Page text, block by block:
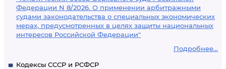
Федерации N 8/2026. О применении арбитражными
судами законодательства о специальных экономических
мерах, предусмотренных в целях защиты национальных
интересов Российской Федерации"
Подробнее...
Кодексы СССР и РСФСР